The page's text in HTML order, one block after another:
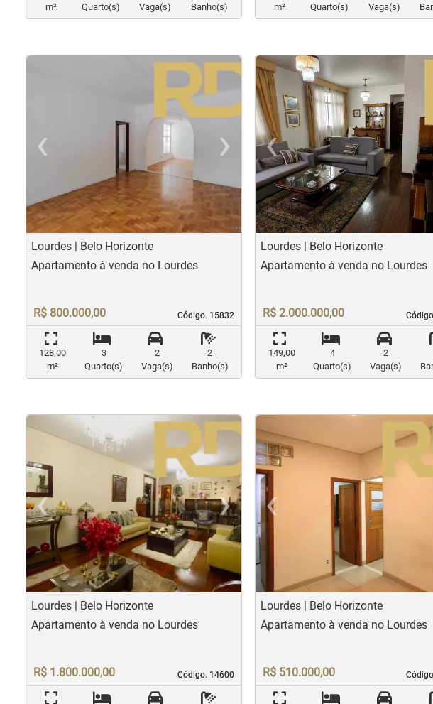
m²
Quarto(s)
Vaga(s)
Banho(s)
m²
Quarto(s)
Vaga(s)
‹
Previous
›
Next
Lourdes | Belo Horizonte
Código. 15832
Código. 15832
Apartamento à venda no Lourdes
R$ 800.000,00
128,00
m²
3
Quarto(s)
2
Vaga(s)
2
Banho(s)
‹
Lourdes | Belo Horizonte
Apartamento à venda no Lourdes
R$ 2.000.000,00
149,00
m²
4
Quarto(s)
2
Vaga(s)
‹
Previous
›
Next
Lourdes | Belo Horizonte
Código. 14600
Código. 14600
Apartamento à venda no Lourdes
R$ 1.800.000,00
‹
Previous
Lourdes | Belo Horizonte
Apartamento à venda no Lourdes
R$ 510.000,00